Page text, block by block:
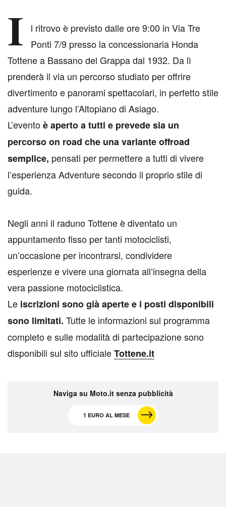
I
l ritrovo è previsto dalle ore 9:00 in Via Tre
Ponti 7/9 presso la concessionaria Honda
Tottene a Bassano del Grappa dal 1932. Da lì
prenderà il via un percorso studiato per offrire
divertimento e panorami spettacolari, in perfetto stile
adventure lungo l’Altopiano di Asiago.
L’eventoè aperto a tutti e prevede sia un
percorso on road che una variante offroad
semplice, pensati per permettere a tutti di vivere
l’esperienza Adventure secondo il proprio stile di
guida.
Negli anni il raduno Tottene è diventato un
appuntamento fisso per tanti motociclisti,
un’occasione per incontrarsi, condividere
esperienze e vivere una giornata all’insegna della
vera passione motociclistica.
Le iscrizioni sono già aperte e i posti disponibili
sono limitati. Tutte le informazioni sul programma
completo e sulle modalità di partecipazione sono
disponibili sul sito ufficialeTottene.it
Naviga su Moto.it senza pubblicità
1 EURO AL MESE